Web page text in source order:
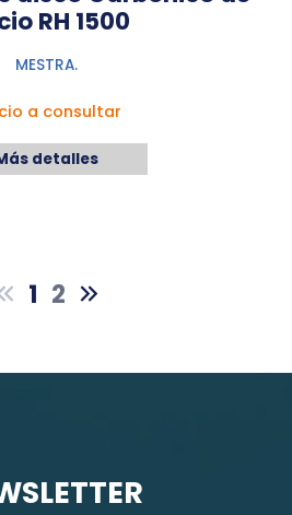
RH 1500
MESTRA.
a consultar
detalles
1 2